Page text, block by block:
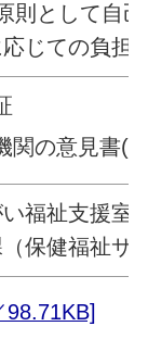
則として自
じての負担
関の意見書(
福祉支援室
保健福祉サ